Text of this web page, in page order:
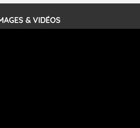
moyenne de 50 km/h et atteindre 80 à 100 km/h
parfois davantage. Il parcourt la basse vallée
et la Provence et envahit le littoral
à partir de la Camargue.
& VIDÉOS